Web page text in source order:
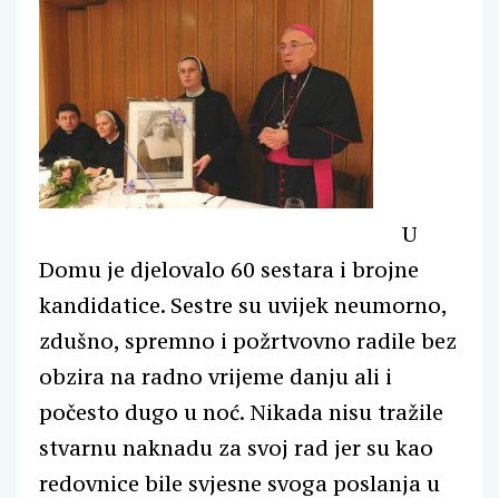
U
Domu je djelovalo 60 sestara i brojne
kandidatice. Sestre su uvijek neumorno,
zdušno, spremno i požrtvovno radile bez
obzira na radno vrijeme danju ali i
počesto dugo u noć. Nikada nisu tražile
stvarnu naknadu za svoj rad jer su kao
redovnice bile svjesne svoga poslanja u